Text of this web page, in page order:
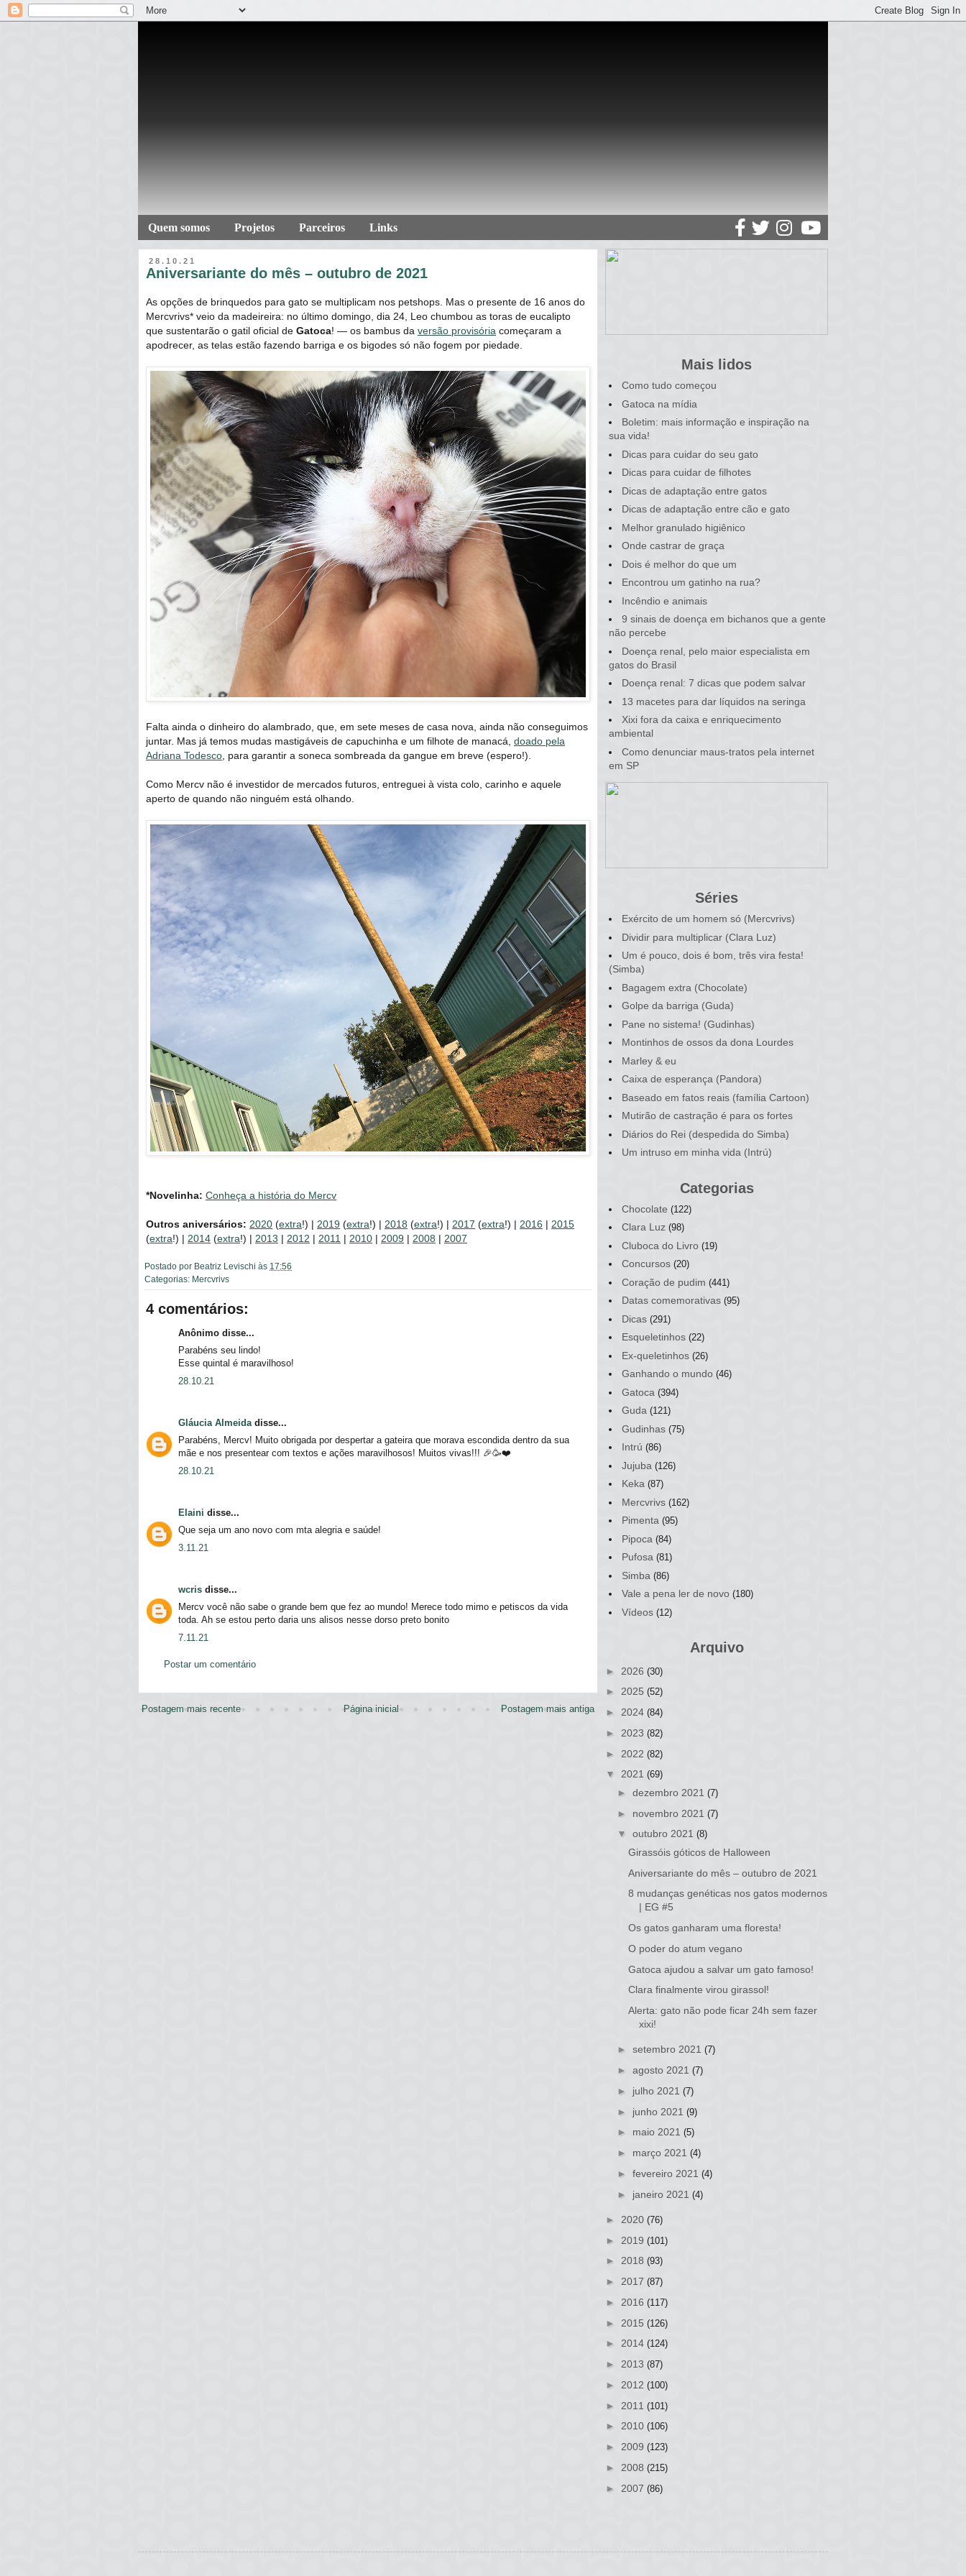
Quem somos Projetos Parceiros Links
28.10.21
Aniversariante do mês – outubro de 2021
As opções de brinquedos para gato se multiplicam nos petshops. Mas o presente de 16 anos do
Mercvrivs* veio da madeireira: no último domingo, dia 24, Leo chumbou as toras de eucalipto
que sustentarão o gatil oficial de Gatoca! — os bambus da versão provisória começaram a
apodrecer, as telas estão fazendo barriga e os bigodes só não fogem por piedade.
Falta ainda o dinheiro do alambrado, que, em sete meses de casa nova, ainda não conseguimos
juntar. Mas já temos mudas mastigáveis de capuchinha e um filhote de manacá, doado pela
Adriana Todesco , para garantir a soneca sombreada da gangue em breve (espero!).
Como Mercv não é investidor de mercados futuros, entreguei à vista colo, carinho e aquele
aperto de quando não ninguém está olhando.
*Novelinha: Conheça a história do Mercv
Outros aniversários: 2020 (extra!) | 2019 (extra!) | 2018 (extra!) | 2017 (extra!) | 2016 | 2015
(extra!) | 2014 (extra!) | 2013 | 2012 | 2011 | 2010 | 2009 | 2008 | 2007
Postado por Beatriz Levischi às 17:56
Categorias: Mercvrivs
4 comentários:
Anônimo disse...
Parabéns seu lindo!
Esse quintal é maravilhoso!
28.10.21
Gláucia Almeida disse...
Parabéns, Mercv! Muito obrigada por despertar a gateira que morava escondida dentro da sua
mãe e nos presentear com textos e ações maravilhosos! Muitos vivas!!! 🎉🥳❤️
28.10.21
Elaini disse...
Que seja um ano novo com mta alegria e saúde!
3.11.21
wcris disse...
Mercv você não sabe o grande bem que fez ao mundo! Merece todo mimo e petiscos da vida
toda. Ah se estou perto daria uns alisos nesse dorso preto bonito
7.11.21
Postar um comentário
Postagem mais recente Postagem mais antiga
Página inicial
Mais lidos
Como tudo começou
Gatoca na mídia
Boletim: mais informação e inspiração na
sua vida!
Dicas para cuidar do seu gato
Dicas para cuidar de filhotes
Dicas de adaptação entre gatos
Dicas de adaptação entre cão e gato
Melhor granulado higiênico
Onde castrar de graça
Dois é melhor do que um
Encontrou um gatinho na rua?
Incêndio e animais
9 sinais de doença em bichanos que a gente
não percebe
Doença renal, pelo maior especialista em
gatos do Brasil
Doença renal: 7 dicas que podem salvar
13 macetes para dar líquidos na seringa
Xixi fora da caixa e enriquecimento
ambiental
Como denunciar maus-tratos pela internet
em SP
Séries
Exército de um homem só (Mercvrivs)
Dividir para multiplicar (Clara Luz)
Um é pouco, dois é bom, três vira festa!
(Simba)
Bagagem extra (Chocolate)
Golpe da barriga (Guda)
Pane no sistema! (Gudinhas)
Montinhos de ossos da dona Lourdes
Marley & eu
Caixa de esperança (Pandora)
Baseado em fatos reais (família Cartoon)
Mutirão de castração é para os fortes
Diários do Rei (despedida do Simba)
Um intruso em minha vida (Intrú)
Categorias
Chocolate (122)
Clara Luz (98)
Cluboca do Livro (19)
Concursos (20)
Coração de pudim (441)
Datas comemorativas (95)
Dicas (291)
Esqueletinhos (22)
Ex-queletinhos (26)
Ganhando o mundo (46)
Gatoca (394)
Guda (121)
Gudinhas (75)
Intrú (86)
Jujuba (126)
Keka (87)
Mercvrivs (162)
Pimenta (95)
Pipoca (84)
Pufosa (81)
Simba (86)
Vale a pena ler de novo (180)
Vídeos (12)
Arquivo
► 2026 (30)
► 2025 (52)
► 2024 (84)
► 2023 (82)
► 2022 (82)
▼ 2021 (69)
► dezembro 2021 (7)
► novembro 2021 (7)
▼ outubro 2021 (8)
Girassóis góticos de Halloween
Aniversariante do mês – outubro de 2021
8 mudanças genéticas nos gatos modernos
| EG #5
Os gatos ganharam uma floresta!
O poder do atum vegano
Gatoca ajudou a salvar um gato famoso!
Clara finalmente virou girassol!
Alerta: gato não pode ficar 24h sem fazer
xixi!
► setembro 2021 (7)
► agosto 2021 (7)
► julho 2021 (7)
► junho 2021 (9)
► maio 2021 (5)
► março 2021 (4)
► fevereiro 2021 (4)
► janeiro 2021 (4)
► 2020 (76)
► 2019 (101)
► 2018 (93)
► 2017 (87)
► 2016 (117)
► 2015 (126)
► 2014 (124)
► 2013 (87)
► 2012 (100)
► 2011 (101)
► 2010 (106)
► 2009 (123)
► 2008 (215)
► 2007 (86)